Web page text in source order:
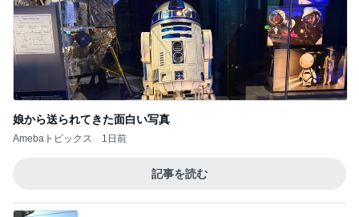
娘から送られてきた面白い写真
Amebaトピックス 1日前
記事を読む